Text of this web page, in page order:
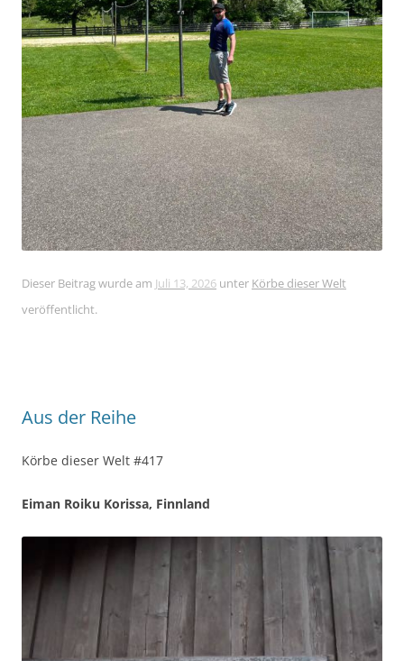
Dieser Beitrag wurde am Juli 13, 2026 unter Körbe dieser Welt
veröffentlicht.
Aus der Reihe
Körbe dieser Welt #417
Eiman Roiku Korissa, Finnland